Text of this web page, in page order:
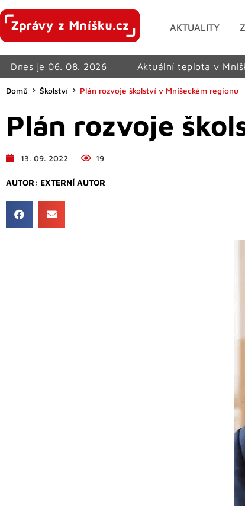
AKTUALITY
Dnes je 06. 08. 2026 Aktuální teplota v
Domů Školství Plán rozvoje školství v Mníšeckém regionu
Plán rozvoje
13. 09. 2022 19
AUTOR: EXTERNÍ AUTOR